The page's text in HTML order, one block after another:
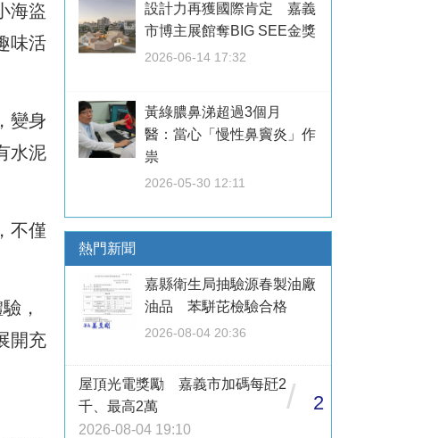
海盜
味活
變身
水泥
不僅
，
開充
設計力再獲國際肯定 嘉義
市博主展館奪BIG SEE金獎
2026-06-14 17:32
黃綠膿鼻涕超過3個月
醫：當心「慢性鼻竇炎」作
祟
2026-05-30 12:11
熱門新聞
嘉縣衛生局抽驗源春製油廠
油品 苯駢芘檢驗合格
2026-08-04 20:36
屋頂光電獎勵 嘉義市加碼每瓩2
千、最高2萬
2026-08-04 19:10
/ 2